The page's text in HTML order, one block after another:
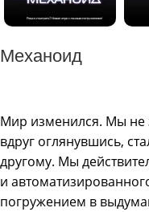
Механоид
Мир изменился. Мы не
вдруг оглянувшись,
другому. Мы
и
погружением в